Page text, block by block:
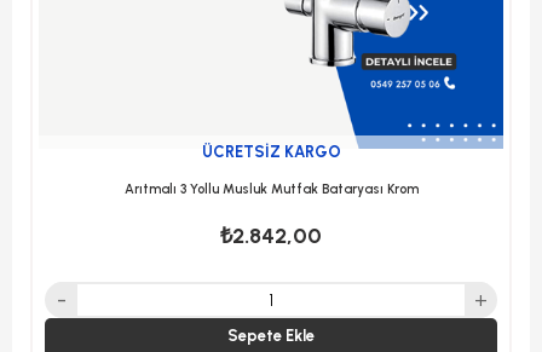
Arıtmalı 3 Yollu Musluk Mutfak Bataryası Krom
₺2.842,00
ÜCRETSIZ KARGO
Sepete Ekle